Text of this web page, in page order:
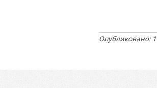
Опубликовано: